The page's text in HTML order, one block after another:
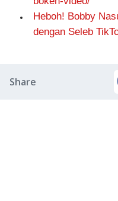
Heboh! Bobby
dengan Seleb
Share